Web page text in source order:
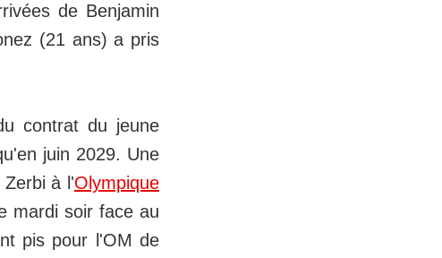
de Benjamin
(21 ans) a pris
contrat du jeune
juin 2029. Une
à l'Olympique
mardi soir face au
pis pour l'OM de